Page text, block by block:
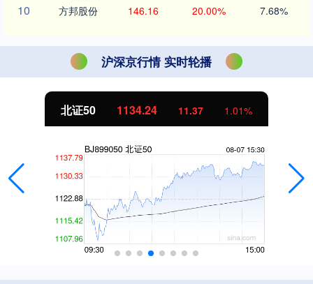
10 方邦股份 146.16 20.00% 7.68%
沪深京行情 实时轮播
北证50 1134.24 11.37 1.01%